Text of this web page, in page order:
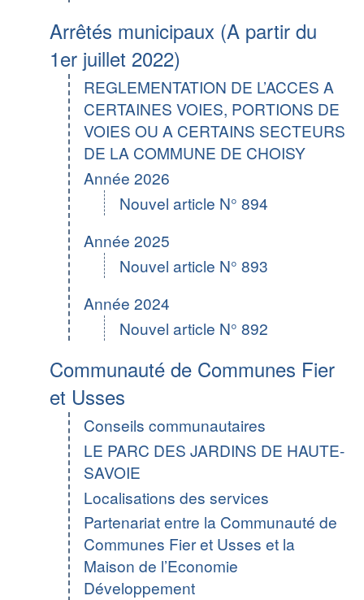
Arrêtés municipaux (A partir du
1er juillet 2022)
REGLEMENTATION DE L’ACCES A
CERTAINES VOIES, PORTIONS DE
VOIES OU A CERTAINS SECTEURS
DE LA COMMUNE DE CHOISY
Année 2026
Nouvel article N° 894
Année 2025
Nouvel article N° 893
Année 2024
Nouvel article N° 892
Communauté de Communes Fier
et Usses
Conseils communautaires
LE PARC DES JARDINS DE HAUTE-
SAVOIE
Localisations des services
Partenariat entre la Communauté de
Communes Fier et Usses et la
Maison de l’Economie
Développement